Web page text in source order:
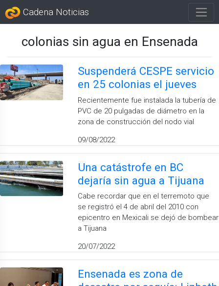
Cadena Noticias
colonias sin agua en Ensenada
Suspenderá CESPE servicio
en 25 colonias el jueves
Recientemente fue instalada la tubería de
PVC de 20 pulgadas de diámetro en la
zona de construcción del nodo vial
09/08/2022
Una catástrofe en BC
dejaría sin agua a Tijuana
Cabe recordar que en el terremoto que
se registró el 4 de abril del 2010 con
epicentro en Mexicali se dejó de bombear
a Tijuana
20/07/2022
Ensenada es zona de